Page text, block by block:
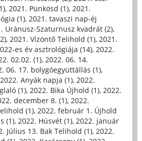
, 2021. Pünkösd (1), 2021.
(1), 2021. tavaszi nap-éj
Uránusz-Szaturnusz kvadrát (2),
, 2021. Vízöntő Telihold (1), 2021.
es év asztrológiája (14), 2022.
02.02. (1), 2022. 06. 14.
06. 17. bolygóegyüttállás (1),
2022. Anyák napja (1), 2022.
(1), 2022. Bika Újhold (1), 2022.
december 8. (1), 2022.
(1), 2022. február 1. Újhold
(1), 2022. Húsvét (1), 2022. január
Július 13. Bak Telihold (1), 2022.